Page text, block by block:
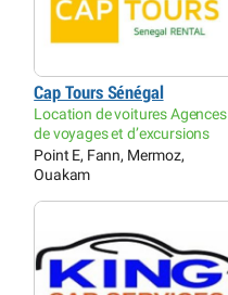
Cap Tours Sénégal
Location de voitures Agences
de voyages et d’excursions
Point E, Fann, Mermoz,
Ouakam